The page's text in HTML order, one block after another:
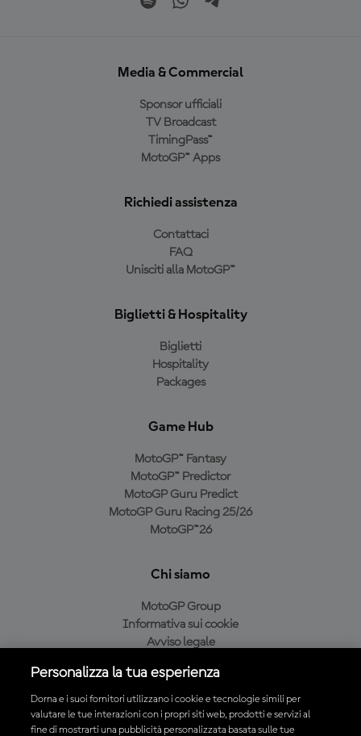
Media & Commercial
Sponsor ufficiali
TV Broadcast
TimingPass™
MotoGP™ Apps
Richiedi assistenza
Contattaci
FAQ
Unisciti alla MotoGP™
Biglietti & Hospitality
Biglietti
Hospitality
Packages
Game Hub
MotoGP™ Fantasy
MotoGP™ Predictor
MotoGP Guru Predict
MotoGP Guru Racing 25/26
MotoGP™26
Chi siamo
MotoGP Group
Informativa sui cookie
Avviso legale
Condizioni di acquisto
Personalizza la tua esperienza
Dorna e i suoi fornitori utilizzano i cookie e tecnologie simili per
valutare le tue interazioni con i propri siti web, prodotti e servizi al
fine di mostrarti una pubblicità personalizzata basata sulle tue